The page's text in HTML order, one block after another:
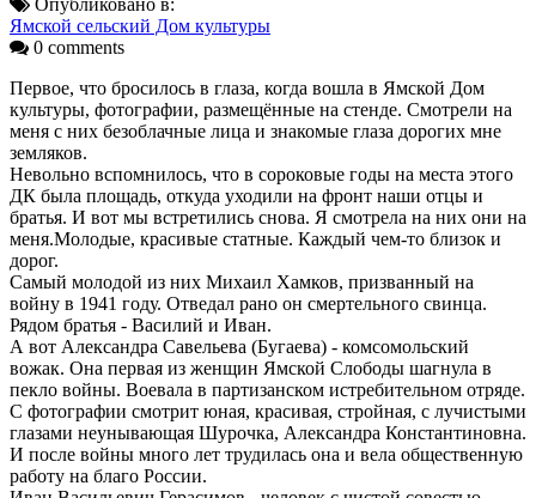
Опубликовано в:
Ямской сельский Дом культуры
0 comments
Первое, что бросилось в глаза, когда вошла в Ямской Дом
культуры, фотографии, размещённые на стенде. Смотрели на
меня с них безоблачные лица и знакомые глаза дорогих мне
земляков.
Невольно вспомнилось, что в сороковые годы на места этого
ДК была площадь, откуда уходили на фронт наши отцы и
братья. И вот мы встретились снова. Я смотрела на них они на
меня.Молодые, красивые статные. Каждый чем-то близок и
дорог.
Самый молодой из них Михаил Хамков, призванный на
войну в 1941 году. Отведал рано он смертельного свинца.
Рядом братья - Василий и Иван.
А вот Александра Савельева (Бугаева) - комсомольский
вожак. Она первая из женщин Ямской Слободы шагнула в
пекло войны. Воевала в партизанском истребительном отряде.
С фотографии смотрит юная, красивая, стройная, с лучистыми
глазами неунывающая Шурочка, Александра Константиновна.
И после войны много лет трудилась она и вела общественную
работу на благо России.